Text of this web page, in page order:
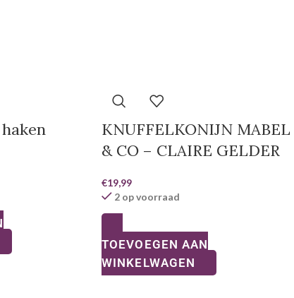
KNUFFELKONIJN MABEL
& CO – CLAIRE GELDER
€19,99
2 op voorraad
TOEVOEGEN AAN
WINKELWAGEN